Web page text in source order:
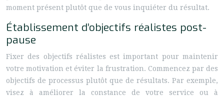
moment présent plutôt que de vous inquiéter du résultat.
Établissement d’objectifs réalistes post-
pause
Fixer des objectifs réalistes est important pour maintenir
votre motivation et éviter la frustration. Commencez par des
objectifs de processus plutôt que de résultats. Par exemple,
visez à améliorer la constance de votre service ou à